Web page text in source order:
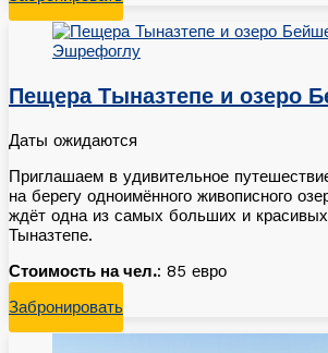
Пещера Тыназтепе и озеро
Даты ожидаются
Приглашаем в удивительное
на берегу одноимённого живописного
ждёт одна из самых больших и
Тыназтепе.
Стоимость на чел.: 85 евро
Забронировать